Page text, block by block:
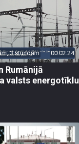
3 stundām 00:02:24
Rumānijā
valsts energotīklu